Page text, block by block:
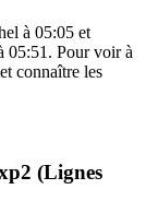
à 05:05 et
05:51. Pour voir à
connaître les
(Lignes